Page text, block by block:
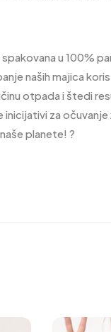
u 100%
naših majica
otpada i štedi
inicijativi za
planete! ?